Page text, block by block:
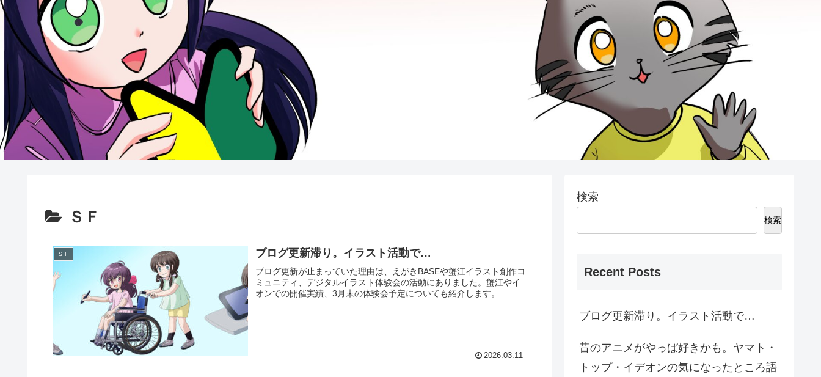
ＳＦ
ＳＦ ブログ更新滞り。イラスト活動で…
ブログ更新が止まっていた理由は、えがきBASEや蟹江イラスト創作コ
ミュニティ、デジタルイラスト体験会の活動にありました。蟹江やイ
オンでの開催実績、3月末の体験会予定についても紹介します。
2026.03.11
検索
検索
Recent Posts
ブログ更新滞り。イラスト活動で…
昔のアニメがやっぱ好きかも。ヤマト・
トップ・イデオンの気になったところ語